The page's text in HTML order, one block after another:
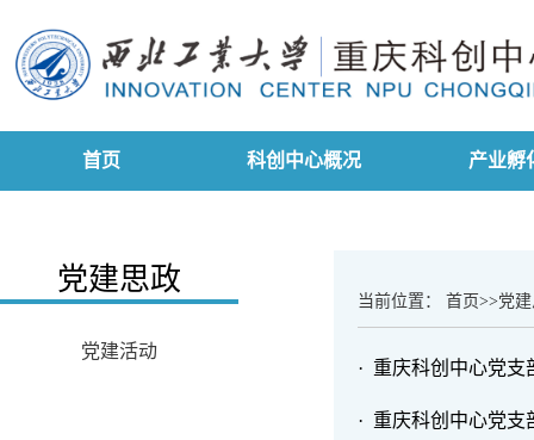
首页 科创中心概况 产业孵
党建思政
党建活动
当前位置： 首页>>党
· 重庆科创中心党支
· 重庆科创中心党支